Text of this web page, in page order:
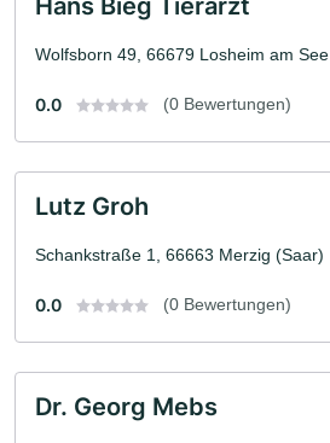
Wolfsborn 49, 66679 Losheim am See
0.0 (0 Bewertungen)
Lutz Groh
Schankstraße 1, 66663 Merzig (Saar)
0.0 (0 Bewertungen)
Dr. Georg Mebs